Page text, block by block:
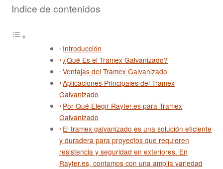
Cilindros y Rejillas Filtrantes
Metal Extendido
Cintas Transportadoras
Indice de contenidos
Introducción
¿Qué Es el Tramex Galvanizado?
Ventajas del Tramex Galvanizado
Aplicaciones Principales del Tramex
Galvanizado
Por Qué Elegir Rayter.es para Tramex
Galvanizado
El tramex galvanizado es una solución eficiente
y duradera para proyectos que requieren
resistencia y seguridad en exteriores. En
Rayter.es, contamos con una amplia variedad